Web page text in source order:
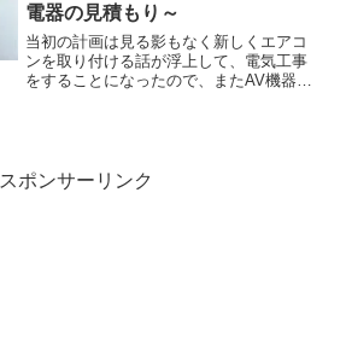
電器の見積もり～
当初の計画は見る影もなく新しくエアコ
ンを取り付ける話が浮上して、電気工事
をすることになったので、またAV機器専
スポンサーリンク